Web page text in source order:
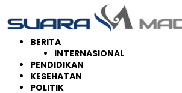
ke
konten
BERITA
INTERNASIONAL
PENDIDIKAN
KESEHATAN
POLITIK